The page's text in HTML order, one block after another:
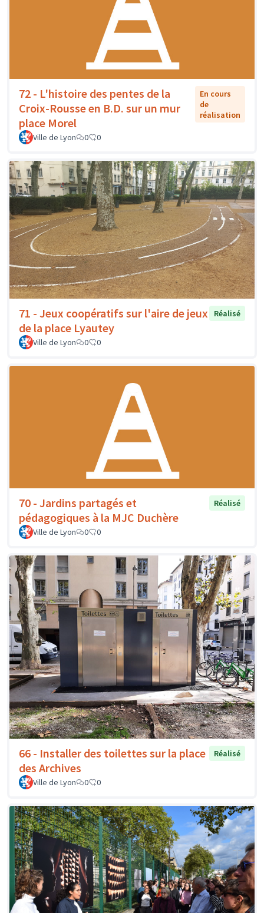
72 - L'histoire des pentes de la
Croix-Rousse en B.D. sur un mur
place Morel
En cours
de
réalisation
Ville de Lyon 0 0
71 - Jeux coopératifs sur l'aire de jeux
de la place Lyautey
Réalisé
Ville de Lyon 0 0
70 - Jardins partagés et
pédagogiques à la MJC Duchère
Réalisé
Ville de Lyon 0 0
66 - Installer des toilettes sur la place
des Archives
Réalisé
Ville de Lyon 0 0